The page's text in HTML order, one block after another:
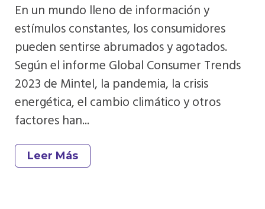
En un mundo lleno de información y
estímulos constantes, los consumidores
pueden sentirse abrumados y agotados.
Según el informe Global Consumer Trends
2023 de Mintel, la pandemia, la crisis
energética, el cambio climático y otros
factores han...
Leer Más